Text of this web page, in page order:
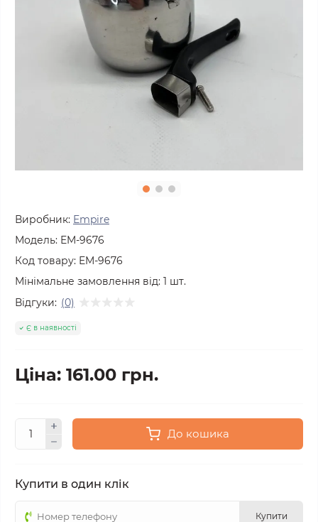
Виробник: Empire
Модель: EM-9676
Код товару: EM-9676
Мінімальне замовлення від: 1 шт.
Відгуки: (0)
Є в наявності
Ціна: 161.00 грн.
До кошика
Купити в один клік
Купити